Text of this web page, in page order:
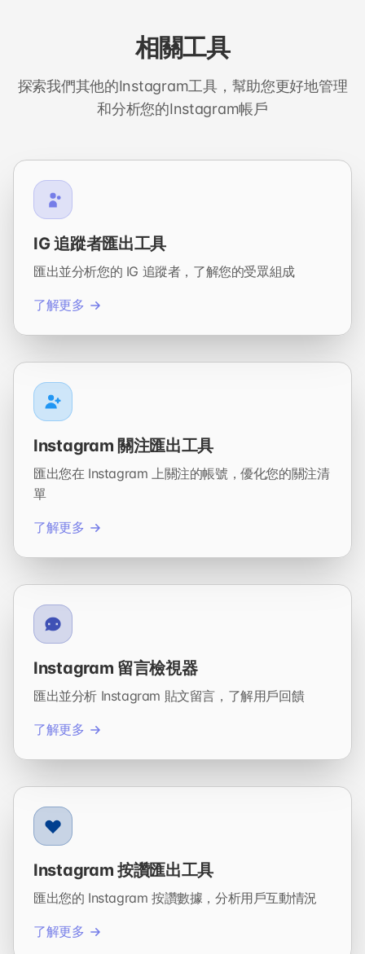
相關工具
探索我們其他的Instagram工具，幫助您更好地管理
和分析您的Instagram帳戶
IG 追蹤者匯出工具
匯出並分析您的 IG 追蹤者，了解您的受眾組成
了解更多
Instagram 關注匯出工具
匯出您在 Instagram 上關注的帳號，優化您的關注清
單
了解更多
Instagram 留言檢視器
匯出並分析 Instagram 貼文留言，了解用戶回饋
了解更多
Instagram 按讚匯出工具
匯出您的 Instagram 按讚數據，分析用戶互動情況
了解更多